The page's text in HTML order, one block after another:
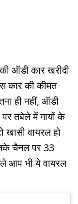
ऑडी कार खरीदी
कार की कीमत
ही नहीं, ऑडी
तबेले में गायों के
वायरल हो
चैनल पर 33
आप भी ये वायरल